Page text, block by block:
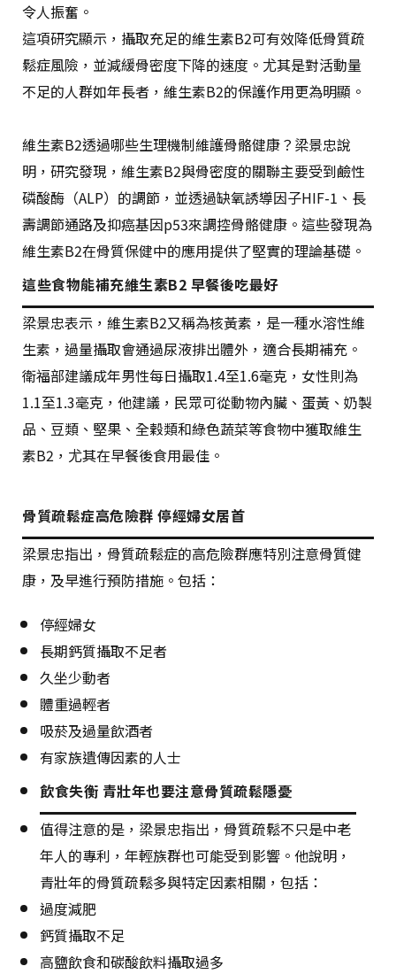
令人振奮。
這項研究顯示，攝取充足的維生素B2可有效降低骨質疏
鬆症風險，並減緩骨密度下降的速度。尤其是對活動量
不足的人群如年長者，維生素B2的保護作用更為明顯。
維生素B2透過哪些生理機制維護骨骼健康？梁景忠說
明，研究發現，維生素B2與骨密度的關聯主要受到鹼性
磷酸酶（ALP）的調節，並透過缺氧誘導因子HIF-1 、長
壽調節通路及抑癌基因p53來調控骨骼健康。這些發現為
維生素B2在骨質保健中的應用提供了堅實的理論基礎。
這些食物能補充維生素B2 早餐後吃最好
梁景忠表示，維生素B2又稱為核黃素，是一種水溶性維
生素，過量攝取會通過尿液排出體外，適合長期補充。
衛福部建議成年男性每日攝取1.4至1.6毫克，女性則為
1.1至1.3毫克，他建議，民眾可從動物內臟、蛋黃、奶製
品、豆類、堅果、全穀類和綠色蔬菜等食物中獲取維生
素B2 ，尤其在早餐後食用最佳。
骨質疏鬆症高危險群 停經婦女居首
梁景忠指出，骨質疏鬆症的高危險群應特別注意骨質健
康，及早進行預防措施。包括：
停經婦女
長期鈣質攝取不足者
久坐少動者
體重過輕者
吸菸及過量飲酒者
有家族遺傳因素的人士
飲食失衡 青壯年也要注意骨質疏鬆隱憂
值得注意的是，梁景忠指出，骨質疏鬆不只是中老
年人的專利，年輕族群也可能受到影響。他說明，
青壯年的骨質疏鬆多與特定因素相關，包括：
過度減肥
鈣質攝取不足
高鹽飲食和碳酸飲料攝取過多